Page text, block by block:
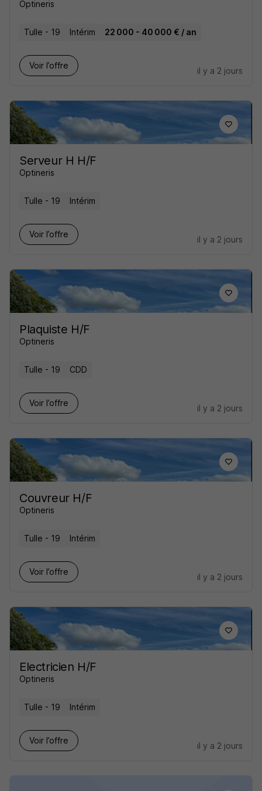
Optineris
Tulle - 19 Intérim 22 000 - 40 000 € / an
Voir l’offre
il y a 2 jours
Serveur H H/F
Optineris
Tulle - 19 Intérim
Voir l’offre
il y a 2 jours
Plaquiste H/F
Optineris
Tulle - 19 CDD
Voir l’offre
il y a 2 jours
Couvreur H/F
Optineris
Tulle - 19 Intérim
Voir l’offre
il y a 2 jours
Electricien H/F
Optineris
Tulle - 19 Intérim
Voir l’offre
il y a 2 jours